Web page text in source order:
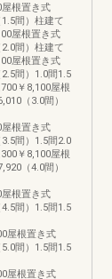
屋根置き式
間）柱建て
屋根置き式
間）柱建て
屋根置き式
間）1.0間1.5
￥8,100屋根
（3.0間）
屋根置き式
間）1.5間2.0
￥8,100屋根
（4.0間）
屋根置き式
間）1.5間1.5
屋根置き式
間）1.5間1.5
屋根置き式